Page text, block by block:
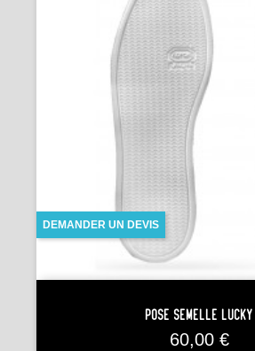
Pose Semelle LUCKY
Prix
60,00 €
DEMANDER UN DEVIS